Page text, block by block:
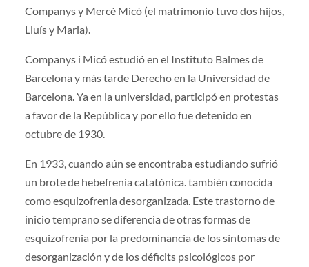
Companys y Mercè Micó (el matrimonio tuvo dos hijos,
Lluís y Maria).
Companys i Micó estudió en el Instituto Balmes de
Barcelona y más tarde Derecho en la Universidad de
Barcelona. Ya en la universidad, participó en protestas
a favor de la República y por ello fue detenido en
octubre de 1930.
En 1933, cuando aún se encontraba estudiando sufrió
un brote de hebefrenia catatónica. también conocida
como esquizofrenia desorganizada. Este trastorno de
inicio temprano se diferencia de otras formas de
esquizofrenia por la predominancia de los síntomas de
desorganización y de los déficits psicológicos por